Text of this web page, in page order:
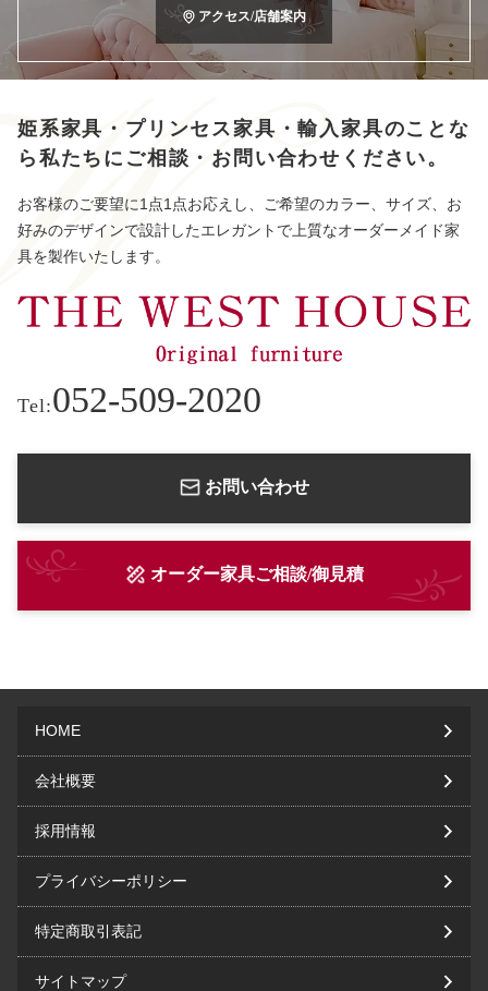
アクセス/店舗案内
姫系家具・プリンセス家具・輸入家具のことな
ら 私たちにご相談・お問い合わせください。
お客様のご要望に1点1点お応えし、ご希望のカラー、サイズ、お
好みのデザインで設計したエレガントで上質なオーダーメイド家
具を製作いたします。
Tel:052-509-2020
お問い合わせ
オーダー家具ご相談/御見積
HOME
会社概要
採用情報
プライバシーポリシー
特定商取引表記
サイトマップ